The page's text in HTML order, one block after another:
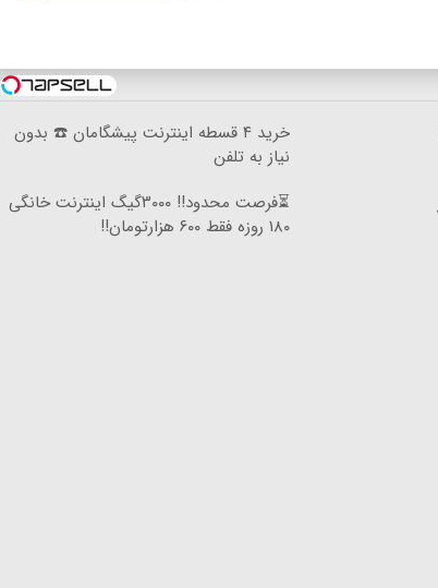
خرید ۴ قسطه اینترنت پیشگامان ☎️ بدون
نیاز به تلفن
⏳فرصت محدود!! ۳۰۰۰گیگ اینترنت خانگی
۱۸۰ روزه فقط ۶۰۰ هزارتومان!!